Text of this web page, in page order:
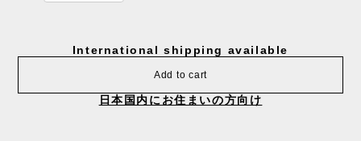
International shipping available
Add to cart
日本国内にお住まいの方向け